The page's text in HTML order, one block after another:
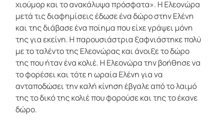
χιούμορ και το ανακάλυψα πρόσφατα». Η Ελεονώρα
μετά τις διαφημίσεις έδωσε ένα δώρο στην Ελένη
και της διάβασε ένα ποίημα που είχε γράψει μόνη
της για εκείνη. Η παρουσιάστρια ξαφνιάστηκε πολύ
με το ταλέντο της Ελεονώρας και άνοιξε το δώρο
της που ήταν ένα κολιέ. Η Ελεονώρα την βοήθησε να
το φορέσει και τότε η ωραία Ελένη για να
ανταποδώσει την καλή κίνηση έβγαλε από το λαιμό
της το δικό της κολιέ που φορούσε και της το έκανε
δώρο.